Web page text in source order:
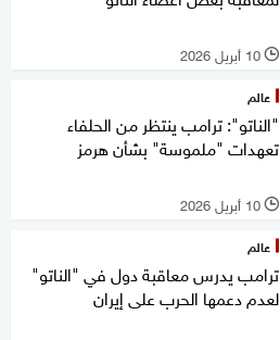
l 10 أبريل 2026
عالم
"الناتو": ترامب ينتظر من الحلفاء
تعهدات "ملموسة" بشأن هرمز
l 10 أبريل 2026
عالم
ترامب يدرس معاقبة دول في "الناتو"
لعدم دعمها الحرب على إيران